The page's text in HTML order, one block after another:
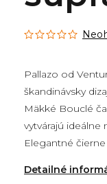
Pallazo od
škandinávsky
Mäkké Bouclé
vytvárajú
Elegantné
Detailné